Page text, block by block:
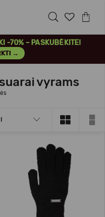
-70% – PASKUBĖKITE!
→
vyrams